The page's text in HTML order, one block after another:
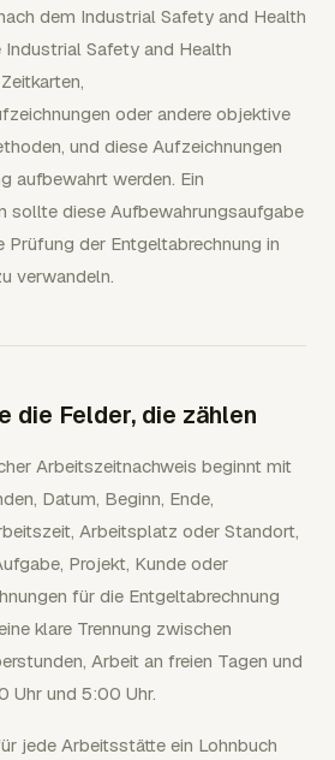
dem Industrial Safety and Health
Safety and Health
oder andere objektive
und diese Aufzeichnungen
aufbewahrt werden. Ein
sollte diese Aufbewahrungsaufgabe
Prüfung der Entgeltabrechnung in
verwandeln.
die Felder, die zählen
Arbeitszeitnachweis beginnt mit
Datum, Beginn, Ende,
Arbeitsplatz oder Standort,
Projekt, Kunde oder
für die Entgeltabrechnung
klare Trennung zwischen
Arbeit an freien Tagen und
Uhr und 5:00 Uhr.
jede Arbeitsstätte ein Lohnbuch